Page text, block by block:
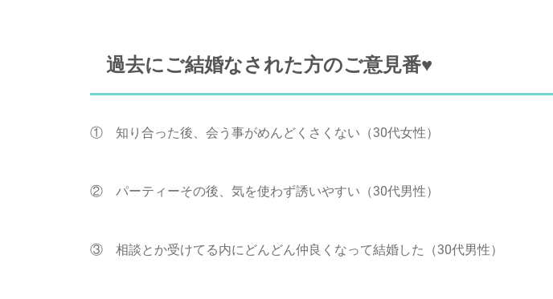
過去にご結婚なされた方のご意見番♥
① 知り合った後、会う事がめんどくさくない（30代女性）
② パーティーその後、気を使わず誘いやすい（30代男性）
③ 相談とか受けてる内にどんどん仲良くなって結婚した（30代男性）